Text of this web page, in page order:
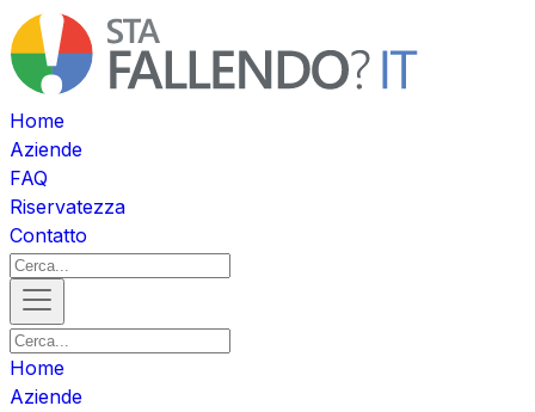
Home
Aziende
FAQ
Riservatezza
Contatto
Home
Aziende